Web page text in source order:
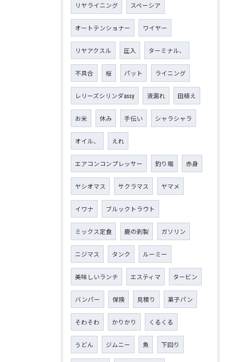
リヤライニング スペーシア
オートテンショナー ワイヤー
リヤアクスル 圧入 ターミナル、
不具合 桜 パット ライニング
レリーズシリンダassy 液漏れ 田植え
お米 休み 手伝い シャラシャラ
オイル、 えれ
エアコンコンプレッサー 釣り堀 赤身
ヤシオマス サクラマス ヤマメ
イワナ ブルックトラウト
ミックス定食 鹿の剥製 ガソリン
ニジマス タンク ルーミー
美味しいランチ エスティマ タービン
バンパー 保険 見積り 菓子パン
そわそわ かりかり くるくる
うどん ジムニー 魚 下回り